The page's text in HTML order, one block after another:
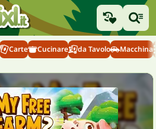
Carte Cucinare da Tavolo Macchina